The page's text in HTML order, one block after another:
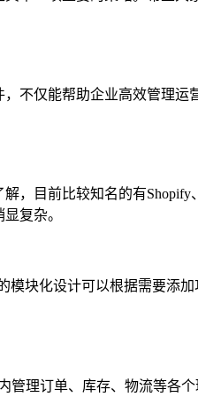
不仅能帮助企业高效管理
目前比较知名的有
复杂。
块化设计可以根据需要添
理订单、库存、物流等各